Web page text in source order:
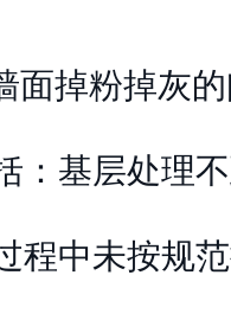
面掉粉掉灰
：基层处理
程中未按规